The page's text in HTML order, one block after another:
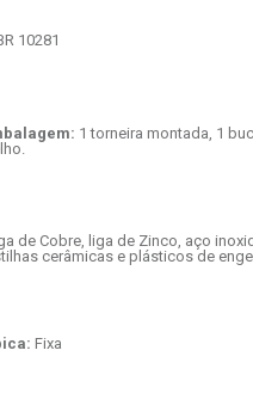
10281
1 torneira montada, 1
de Cobre, liga de Zinco, aço
cerâmicas e plásticos de
Fixa